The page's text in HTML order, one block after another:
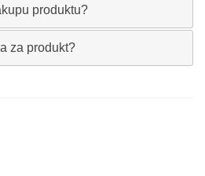
produktu?
za produkt?